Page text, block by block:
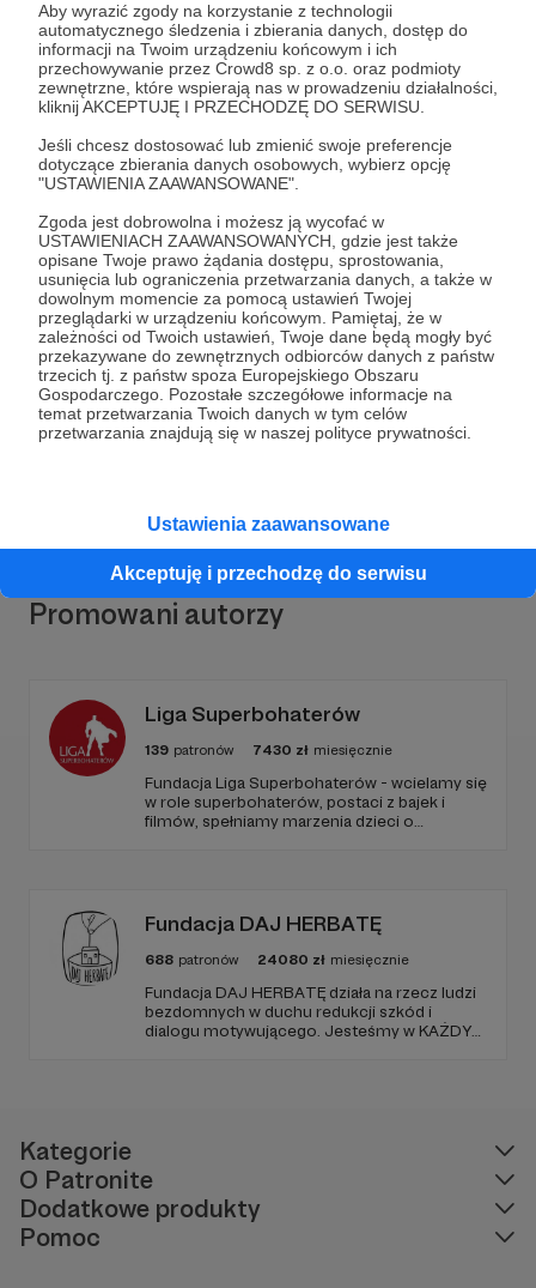
Aby wyrazić zgody na korzystanie z technologii
automatycznego śledzenia i zbierania danych, dostęp do
informacji na Twoim urządzeniu końcowym i ich
przechowywanie przez Crowd8 sp. z o.o. oraz podmioty
zewnętrzne, które wspierają nas w prowadzeniu działalności,
kliknij AKCEPTUJĘ I PRZECHODZĘ DO SERWISU.
Jeśli chcesz dostosować lub zmienić swoje preferencje
dotyczące zbierania danych osobowych, wybierz opcję
"USTAWIENIA ZAAWANSOWANE".
Zgoda jest dobrowolna i możesz ją wycofać w
USTAWIENIACH ZAAWANSOWANYCH, gdzie jest także
opisane Twoje prawo żądania dostępu, sprostowania,
usunięcia lub ograniczenia przetwarzania danych, a także w
dowolnym momencie za pomocą ustawień Twojej
przeglądarki w urządzeniu końcowym. Pamiętaj, że w
zależności od Twoich ustawień, Twoje dane będą mogły być
przekazywane do zewnętrznych odbiorców danych z państw
trzecich tj. z państw spoza Europejskiego Obszaru
Gospodarczego. Pozostałe szczegółowe informacje na
temat przetwarzania Twoich danych w tym celów
przetwarzania znajdują się w naszej polityce prywatności.
Ustawienia zaawansowane
Akceptuję i przechodzę do serwisu
Komentarz użytkownika
Odpowiedz
Dołącz do grona Patronów!
Wesprzyj działalność AutoraFUNDACJA “FILEO”
teraz!
Promowani autorzy
Liga Superbohaterów
139 patronów 7430 zł miesięcznie
Fundacja Liga Superbohaterów - wcielamy się
w role superbohaterów, postaci z bajek i
filmów, spełniamy marzenia dzieci o
Fundacja DAJ HERBATĘ
688 patronów 24080 zł miesięcznie
Fundacja DAJ HERBATĘ działa na rzecz ludzi
bezdomnych w duchu redukcji szkód i
dialogu motywującego. Jesteśmy w KAŻDY
Kategorie
O Patronite
Dodatkowe produkty
Pomoc